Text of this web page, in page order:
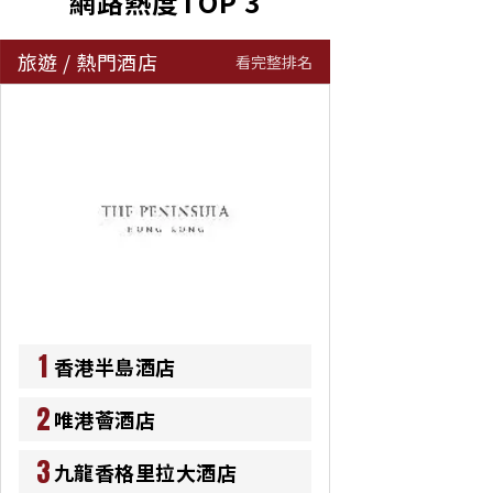
旅遊 / 熱門酒店 看完整排名
1 香港半島酒店
2唯港薈酒店
3九龍香格里拉大酒店